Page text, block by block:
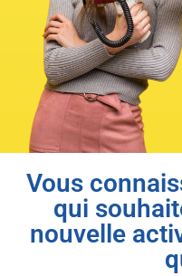
Vous
qui
nouvelle